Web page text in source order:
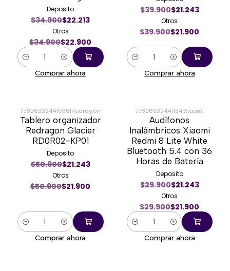
Deposito
$34.900$22.213
Otros
$34.900$22.900
Cantidad
Comprar ahora
$39.900$21.243
Otros
$39.900$21.900
Cantidad
Comprar ahora
-57%
77826332441038|Redragon
Tablero organizador
Redragon Glacier
RD0R02-KP01
Deposito
$50.900$21.243
Otros
$50.900$21.900
Cantidad
Comprar ahora
-27%
77826332441134|Xiaomi
Audífonos
Inalámbricos Xiaomi
Redmi 8 Lite White
Bluetooth 5.4 con 36
Horas de Batería
Deposito
$29.900$21.243
Otros
$29.900$21.900
Cantidad
Comprar ahora